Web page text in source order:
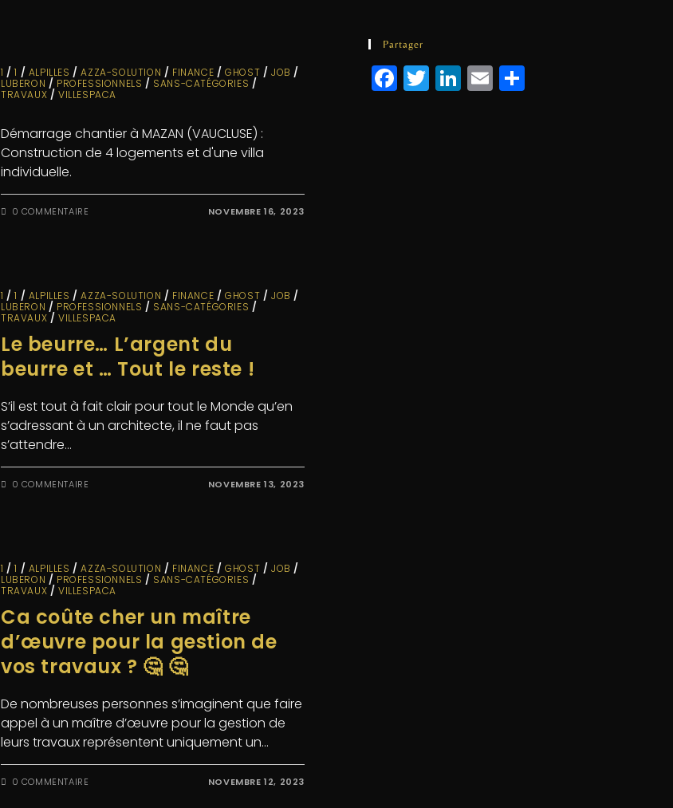
1 /1 / ALPILLES /AZZA-SOLUTION / FINANCE /GHOST / JOB /
LUBERON / PROFESSIONNELS / SANS-CATÉGORIES /
TRAVAUX /VILLESPACA
Démarrage chantier à MAZAN (VAUCLUSE) :
Construction de 4 logements et d'une villa
individuelle.
0 COMMENTAIRE NOVEMBRE 16, 2023
1 /1 / ALPILLES /AZZA-SOLUTION / FINANCE /GHOST / JOB /
LUBERON / PROFESSIONNELS / SANS-CATÉGORIES /
TRAVAUX /VILLESPACA
Le beurre… L’argent du
beurre et … Tout le reste !
S’il est tout à fait clair pour tout le Monde qu’en
s’adressant à un architecte, il ne faut pas
s’attendre…
0 COMMENTAIRE NOVEMBRE 13, 2023
1 /1 / ALPILLES /AZZA-SOLUTION / FINANCE /GHOST / JOB /
LUBERON / PROFESSIONNELS / SANS-CATÉGORIES /
TRAVAUX /VILLESPACA
Ca coûte cher un maître
d’œuvre pour la gestion de
vos travaux ? 🤔 🤔
De nombreuses personnes s’imaginent que faire
appel à un maître d’œuvre pour la gestion de
leurs travaux représentent uniquement un…
0 COMMENTAIRE NOVEMBRE 12, 2023
Partager
F
a
T
w
Li
n
E
m